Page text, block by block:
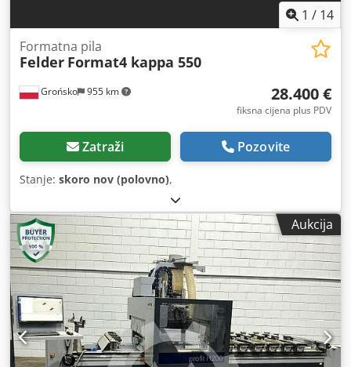
1 / 14
Grońsko 955 km
Formatna pila
Felder Format4 kappa 550
28.400 €
fiksna cijena plus PDV
Zatraži Pozovite
Stanje: skoro nov (polovno),
Aukcija